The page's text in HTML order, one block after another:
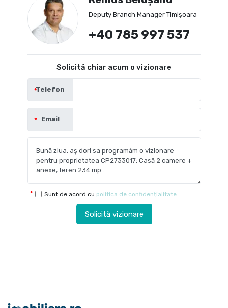
Deputy Branch Manager Timișoara
+40 785 997 537
Solicită chiar acum o vizionare
Telefon
Email
Sunt de acord cu politica de confidențialitate
Solicită vizionare